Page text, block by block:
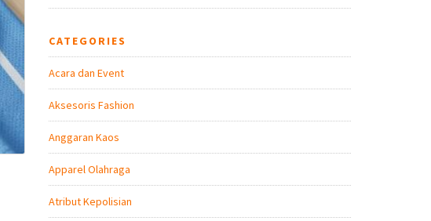
CATEGORIES
Acara dan Event
Aksesoris Fashion
Anggaran Kaos
Apparel Olahraga
Atribut Kepolisian